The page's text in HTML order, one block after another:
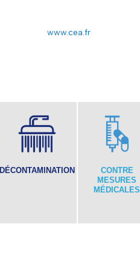
www.cea.fr
DÉCONTAMINATION
CONTRE
MESURES
MÉDICALES